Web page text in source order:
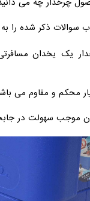
سوالات ذکر شده را
یک یخدان
محکم و مقاوم می
موجب سهولت در